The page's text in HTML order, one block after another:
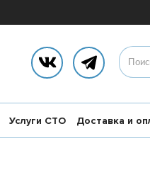
Услуги СТО Доставка и